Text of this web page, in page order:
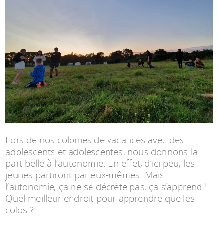
Lors de nos colonies de vacances avec des
adolescents et adolescentes, nous donnons la
part belle à l’autonomie. En effet, d’ici peu, les
jeunes partiront par eux-mêmes. Mais
l’autonomie, ça ne se décrète pas, ça s’apprend !
Quel meilleur endroit pour apprendre que les
colos ?